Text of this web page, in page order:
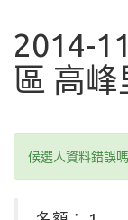
2014-
區 高峰
候選人資料錯誤